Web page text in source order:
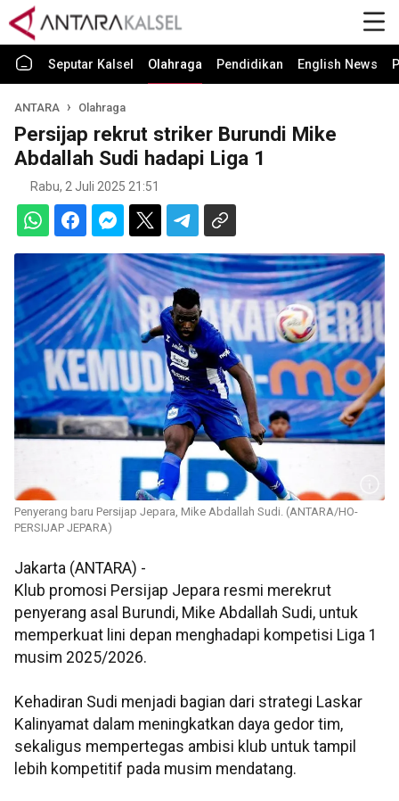
Seputar Kalsel Olahraga Pendidikan English News
ANTARA Olahraga
Persijap rekrut striker Burundi Mike
Abdallah Sudi hadapi Liga 1
Rabu, 2 Juli 2025 21:51
Penyerang baru Persijap Jepara, Mike Abdallah Sudi. (ANTARA/HO-
PERSIJAP JEPARA)
Jakarta (ANTARA) -
Klub promosi Persijap Jepara resmi merekrut
penyerang asal Burundi, Mike Abdallah Sudi, untuk
memperkuat lini depan menghadapi kompetisi Liga 1
musim 2025/2026.
Kehadiran Sudi menjadi bagian dari strategi Laskar
Kalinyamat dalam meningkatkan daya gedor tim,
sekaligus mempertegas ambisi klub untuk tampil
lebih kompetitif pada musim mendatang.